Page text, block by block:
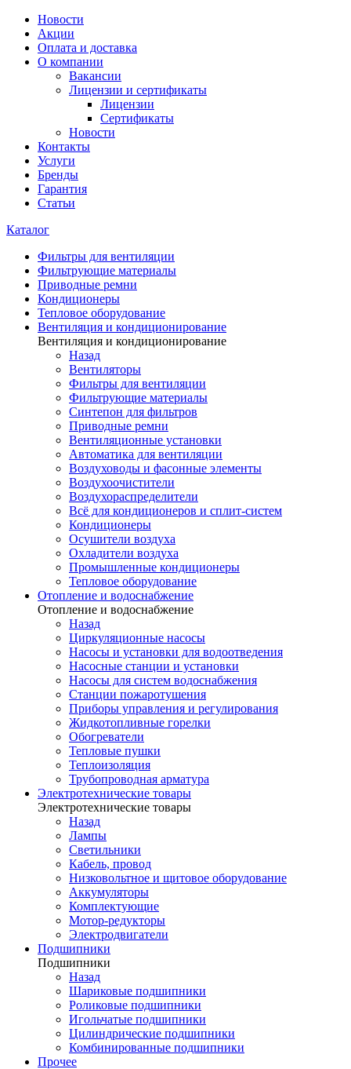
Новости
Акции
Оплата и доставка
О компании
Вакансии
Лицензии и сертификаты
Лицензии
Сертификаты
Новости
Контакты
Услуги
Бренды
Гарантия
Статьи
Каталог
Фильтры для вентиляции
Фильтрующие материалы
Приводные ремни
Кондиционеры
Тепловое оборудование
Вентиляция и кондиционирование
Вентиляция и кондиционирование
Назад
Вентиляторы
Фильтры для вентиляции
Фильтрующие материалы
Синтепон для фильтров
Приводные ремни
Вентиляционные установки
Автоматика для вентиляции
Воздуховоды и фасонные элементы
Воздухоочистители
Воздухораспределители
Всё для кондиционеров и сплит-систем
Кондиционеры
Осушители воздуха
Охладители воздуха
Промышленные кондиционеры
Тепловое оборудование
Отопление и водоснабжение
Отопление и водоснабжение
Назад
Циркуляционные насосы
Насосы и установки для водоотведения
Насосные станции и установки
Насосы для систем водоснабжения
Станции пожаротушения
Приборы управления и регулирования
Жидкотопливные горелки
Обогреватели
Тепловые пушки
Теплоизоляция
Трубопроводная арматура
Электротехнические товары
Электротехнические товары
Назад
Лампы
Светильники
Кабель, провод
Низковольтное и щитовое оборудование
Аккумуляторы
Комплектующие
Мотор-редукторы
Электродвигатели
Подшипники
Подшипники
Назад
Шариковые подшипники
Роликовые подшипники
Игольчатые подшипники
Цилиндрические подшипники
Комбинированные подшипники
Прочее